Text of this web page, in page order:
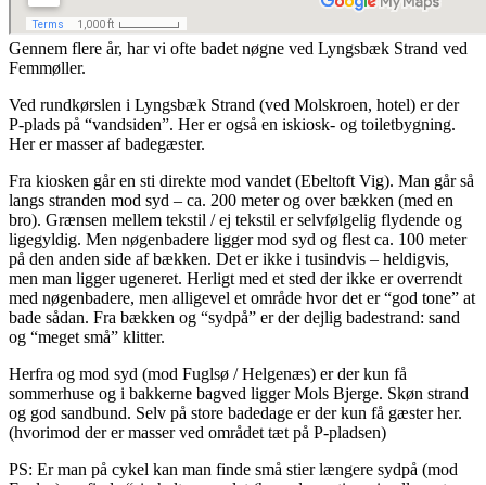
Gennem flere år, har vi ofte badet nøgne ved Lyngsbæk Strand ved
Femmøller.
Ved rundkørslen i Lyngsbæk Strand (ved Molskroen, hotel) er der
P-plads på “vandsiden”. Her er også en iskiosk- og toiletbygning.
Her er masser af badegæster.
Fra kiosken går en sti direkte mod vandet (Ebeltoft Vig). Man går så
langs stranden mod syd – ca. 200 meter og over bækken (med en
bro). Grænsen mellem tekstil / ej tekstil er selvfølgelig flydende og
ligegyldig. Men nøgenbadere ligger mod syd og flest ca. 100 meter
på den anden side af bækken. Det er ikke i tusindvis – heldigvis,
men man ligger ugeneret. Herligt med et sted der ikke er overrendt
med nøgenbadere, men alligevel et område hvor det er “god tone” at
bade sådan. Fra bækken og “sydpå” er der dejlig badestrand: sand
og “meget små” klitter.
Herfra og mod syd (mod Fuglsø / Helgenæs) er der kun få
sommerhuse og i bakkerne bagved ligger Mols Bjerge. Skøn strand
og god sandbund. Selv på store badedage er der kun få gæster her.
(hvorimod der er masser ved området tæt på P-pladsen)
PS: Er man på cykel kan man finde små stier længere sydpå (mod